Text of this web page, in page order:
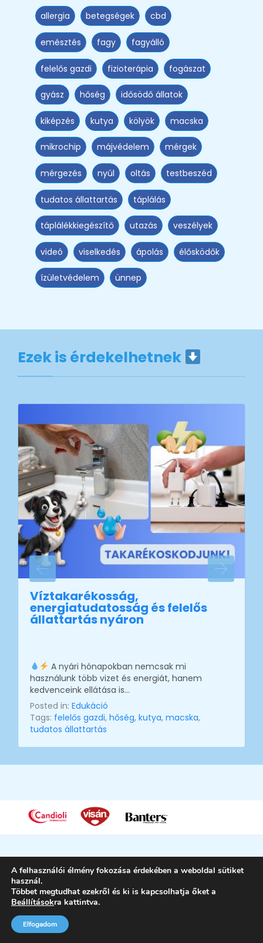
allergia betegségek cbd
emésztés fagy fagyálló
felelős gazdi fizioterápia fogászat
gyász hőség idősödő állatok
kiképzés kutya kölyök macska
mikrochip májvédelem mérgek
mérgezés nyúl oltás testbeszéd
tudatos állattartás táplálás
táplálékkiegészítő utazás veszélyek
videó viselkedés ápolás élősködők
ízületvédelem ünnep
Ezek is érdekelhetnek
Víztakarékosság,
energiatudatosság és felelős
állattartás nyáron
A nyári hónapokban nemcsak mi
használunk több vizet és energiát, hanem
kedvenceink ellátása is…
Posted in: Edukáció
Tags: felelős gazdi, hőség, kutya, macska,
tudatos állattartás
Petlegio | Trovet Hungary Kft. ©
A felhasználói élmény fokozása érdekében a weboldal sütiket
használ.
Többet megtudhat ezekről és ki is kapcsolhatja őket a
Beállításokra kattintva.
Elfogadom